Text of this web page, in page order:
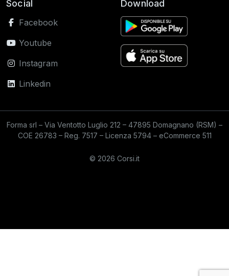
Social
Facebook
Youtube
Instagram
Linkedin
Download
Forma srl – Via Ventotto Luglio 212 – 47895 Domagnano (RSM) –
COE 26783 – Reg. 7517 – Licenza 5794 – eCommerce 511
© 2026 Corsi.it